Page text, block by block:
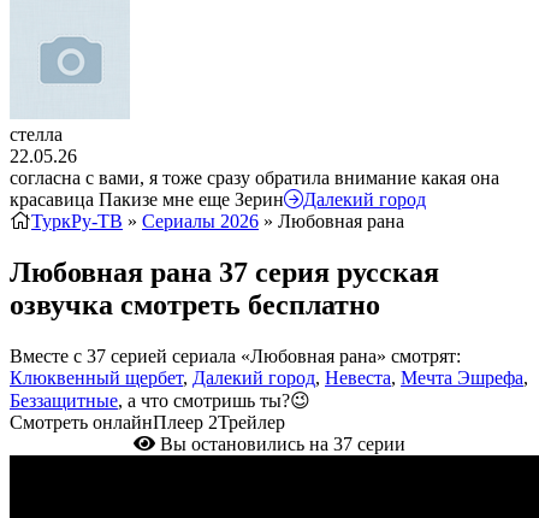
стелла
22.05.26
согласна с вами, я тоже сразу обратила внимание какая она
красавица Пакизе мне еще Зерин
Далекий город
ТуркРу-ТВ » Сериалы 2026 » Любовная рана
Любовная рана 37 серия русская
озвучка смотреть бесплатно
Вместе с 37 серией сериала «Любовная рана» смотрят:
Клюквенный щербет, Далекий город, Невеста, Мечта Эшрефа,
Беззащитные, а что смотришь ты?😉
Смотреть онлайнПлеер 2Трейлер
Вы остановились на 37 серии